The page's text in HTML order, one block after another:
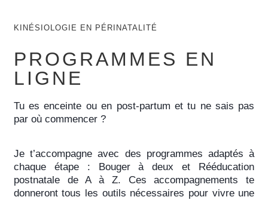
KINÉSIOLOGIE EN PÉRINATALITÉ
PROGRAMMES EN
LIGNE
Tu es enceinte ou en post-partum et tu ne sais pas
par où commencer ?
Je t’accompagne avec des programmes adaptés à
chaque étape :
Bouger à deux et
Rééducation
postnatale de A à Z. Ces accompagnements te
donneront tous les outils nécessaires pour vivre une